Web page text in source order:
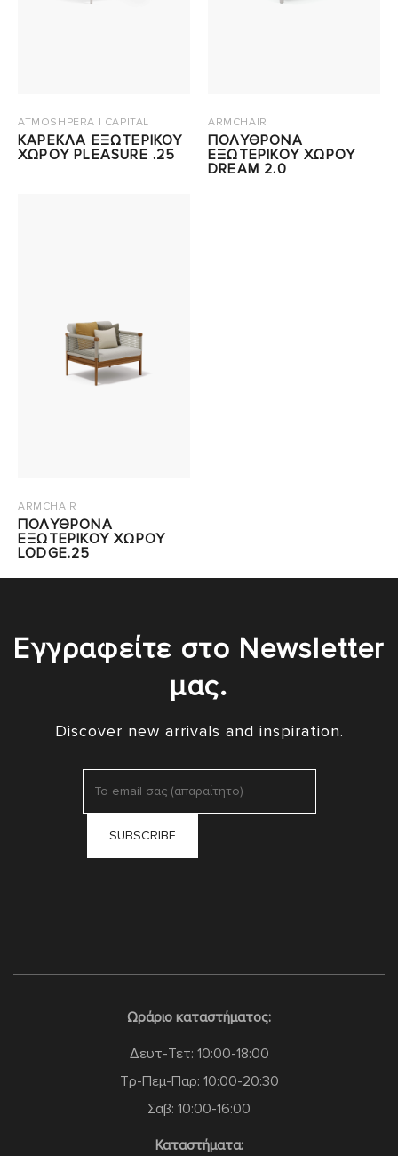
ATMOSHPERA | CAPITAL
ΚΑΡΕΚΛΑ ΕΞΩΤΕΡΙΚΟΥ
ΧΩΡΟΥ PLEASURE .25
ARMCHAIR
ΠΟΛΥΘΡΟΝΑ
ΕΞΩΤΕΡΙΚΟΥ ΧΩΡΟΥ
DREAM 2.0
ARMCHAIR
ΠΟΛΥΘΡΟΝΑ
ΕΞΩΤΕΡΙΚΟΥ ΧΩΡΟΥ
LODGE.25
Εγγραφείτε στο Newsletter
μας.
Discover new arrivals and inspiration.
Ωράριο καταστήματος:
Δευτ-Τετ: 10:00-18:00
Τρ-Πεμ-Παρ: 10:00-20:30
Σαβ: 10:00-16:00
Καταστήματα: